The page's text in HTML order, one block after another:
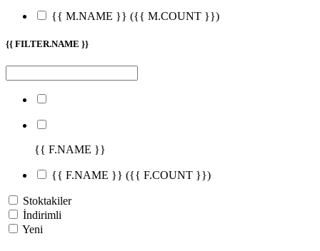
{{ M.NAME }} ({{ M.COUNT }})
{{ FILTER.NAME }}
{{ F.NAME }}
{{ F.NAME }} ({{ F.COUNT }})
Stoktakiler
İndirimli
Yeni